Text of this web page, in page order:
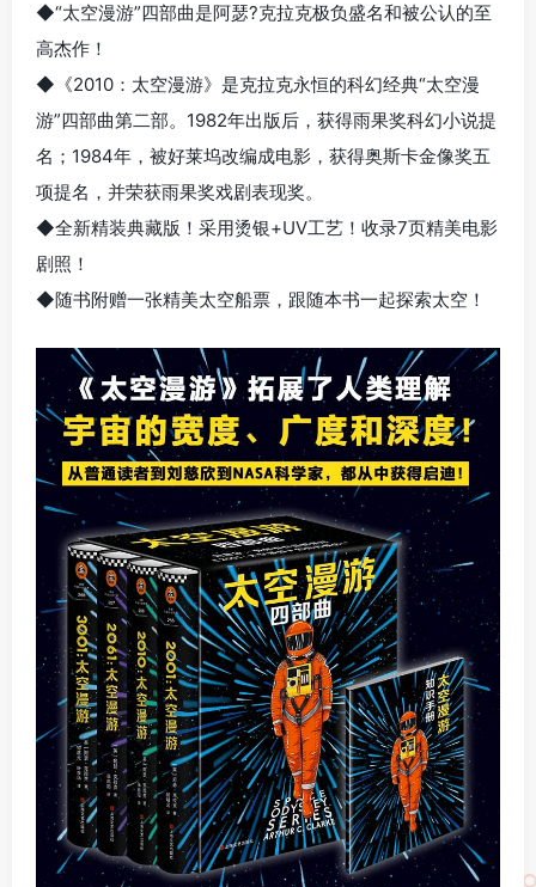
◆“太空漫游”四部曲是阿瑟?克拉克极负盛名和被公认的至
高杰作！
◆《2010：太空漫游》是克拉克永恒的科幻经典“太空漫
游”四部曲第二部。1982年出版后，获得雨果奖科幻小说提
名；1984年，被好莱坞改编成电影，获得奥斯卡金像奖五
项提名，并荣获雨果奖戏剧表现奖。
◆全新精装典藏版！采用烫银+UV工艺！收录7页精美电影
剧照！
◆随书附赠一张精美太空船票，跟随本书一起探索太空！